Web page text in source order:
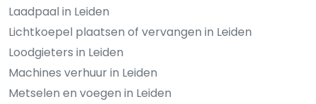
Laadpaal in Leiden
Lichtkoepel plaatsen of vervangen in Leiden
Loodgieters in Leiden
Machines verhuur in Leiden
Metselen en voegen in Leiden